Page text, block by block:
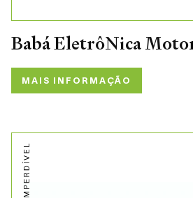
Babá EletrôNica
MAIS INFORMAÇÃO